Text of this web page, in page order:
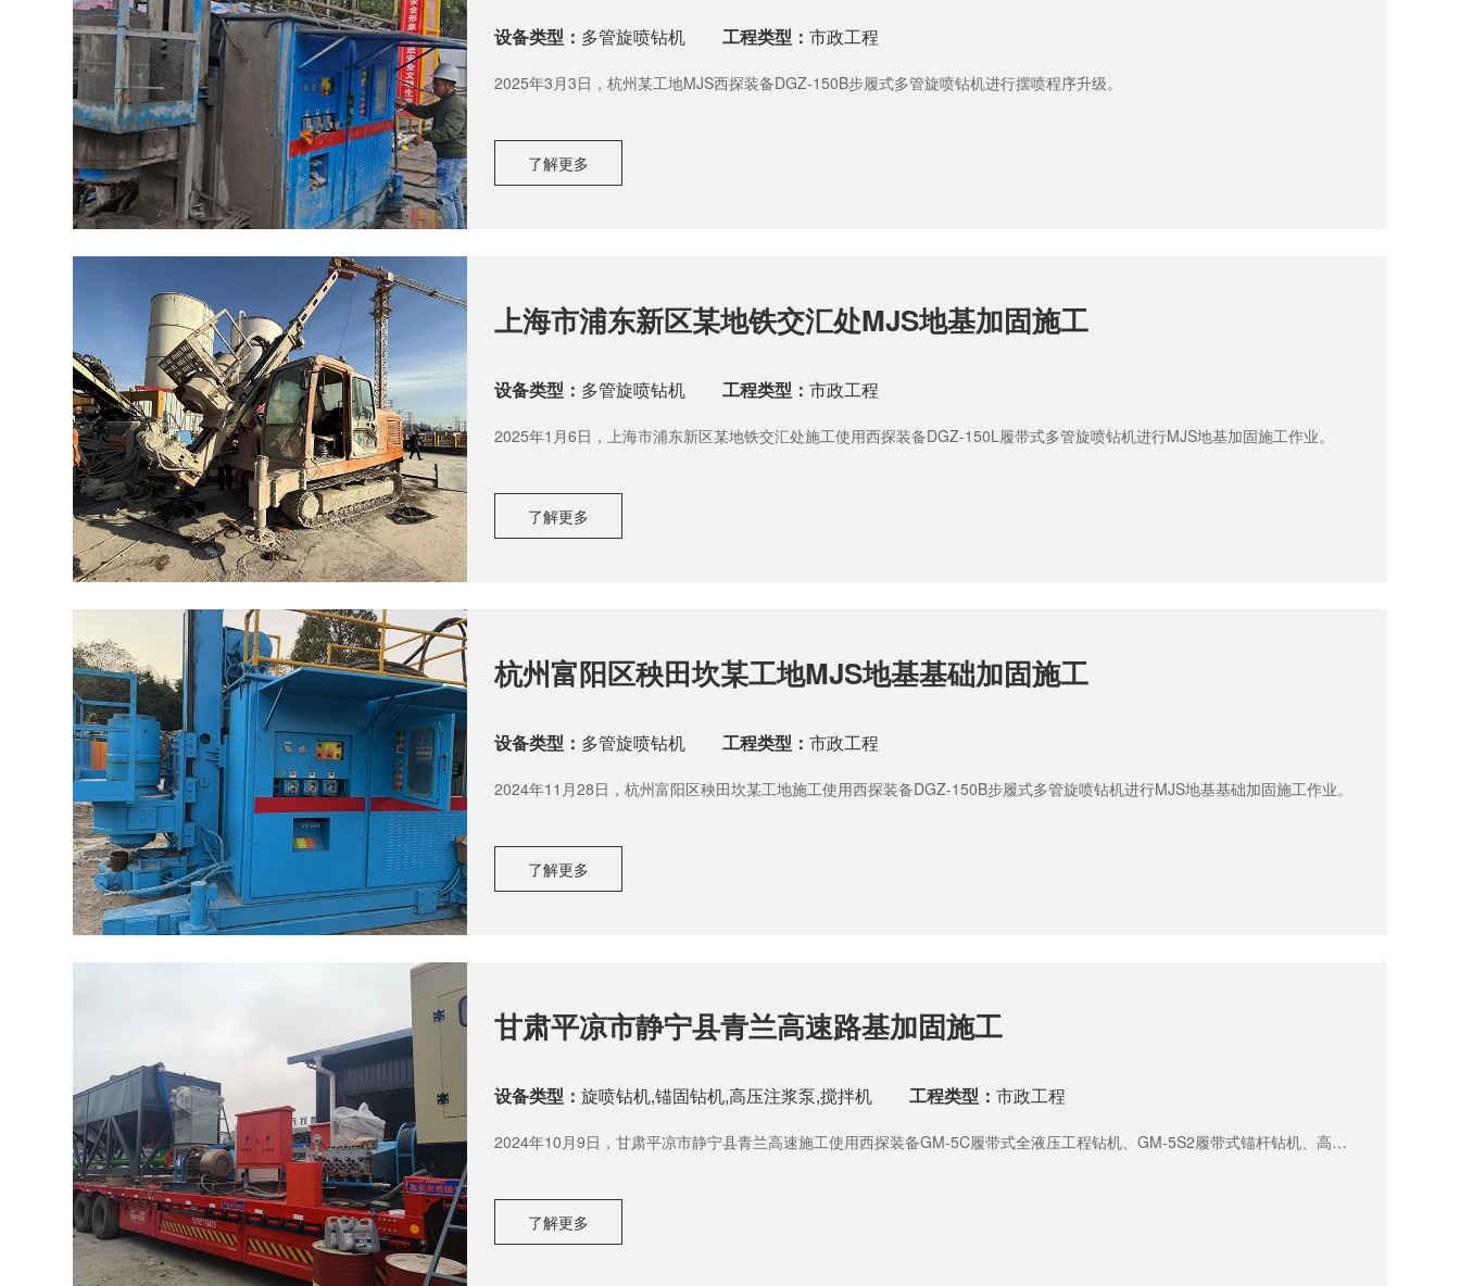
设备类型： 多管旋喷钻机 工程类型：市政工程
2025年3月3日，杭州某工地MJS西探装备DGZ-150B步履式多管旋喷钻机进行摆喷程序升级。
了解更多
上海市浦东新区某地铁交汇处MJS地基加固施工
设备类型： 多管旋喷钻机 工程类型：市政工程
2025年1月6日，上海市浦东新区某地铁交汇处施工使用西探装备DGZ-150L履带式多管旋喷钻机进行MJS地基加固施工作业。
了解更多
杭州富阳区秧田坎某工地MJS地基基础加固施工
设备类型： 多管旋喷钻机 工程类型：市政工程
2024年11月28日，杭州富阳区秧田坎某工地施工使用西探装备DGZ-150B步履式多管旋喷钻机进行MJS地基基础加固施工作业。
了解更多
甘肃平凉市静宁县青兰高速路基加固施工
设备类型：旋喷钻机,锚固钻机,高压注浆泵,搅拌机 工程类型：市政工程
2024年10月9日，甘肃平凉市静宁县青兰高速施工使用西探装备GM-5C履带式全液压工程钻机、GM-5S2履带式锚杆钻机、高压
了解更多